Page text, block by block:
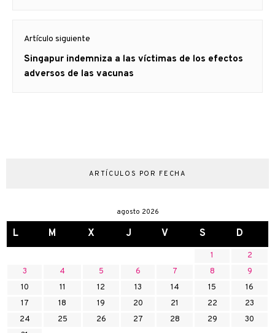
Artículo siguiente
Artículo
siguiente:
Singapur indemniza a las víctimas de los efectos
adversos de las vacunas
ARTÍCULOS POR FECHA
agosto 2026
L M X J V S D
1
2
3
4 5 6 7 8
9
10
11 12 13 14 15
16
17
18 19 20 21 22
23
24
25 26 27 28 29
30